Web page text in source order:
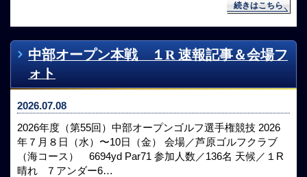
続きはこちら
中部オープン本戦 １R 速報記事＆会場フ
ォト
2026.07.08
2026年度（第55回）中部オープンゴルフ選手権競技 2026
年７月８日（水）〜10日（金） 会場／芦原ゴルフクラブ
（海コース） 6694yd Par71 参加人数／136名 天候／１R
晴れ ７アンダー6…